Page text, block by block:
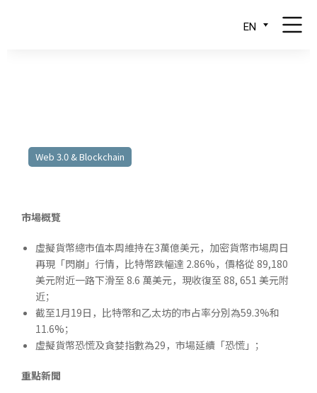
EN
Web 3.0 & Blockchain
市場概覽
虛擬貨幣總市值本周維持在3萬億美元，加密貨幣市場周日
再現「閃崩」行情，比特幣跌幅達 2.86%，價格從 89,180
美元附近一路下滑至 8.6 萬美元，現收復至 88, 651 美元附
近；
截至1月19日，比特幣和乙太坊的市占率分別為59.3%和
11.6%；
虛擬貨幣恐慌及貪婪指數為29，市場延續「恐慌」；
重點新聞